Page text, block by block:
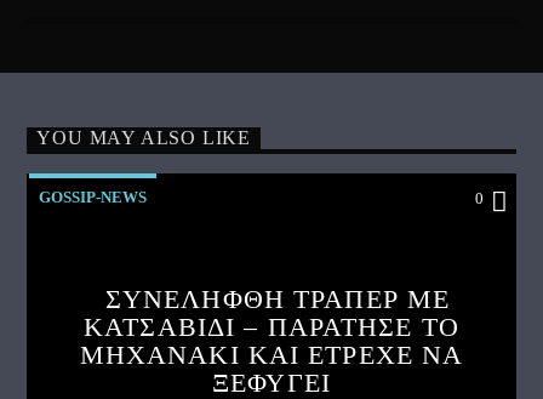
YOU MAY ALSO LIKE
GOSSIP-NEWS 0
ΣΥΝΕΛΗΦΘΗ ΤΡΑΠΕΡ ΜΕ
ΚΑΤΣΑΒΙΔΙ – ΠΑΡΑΤΗΣΕ ΤΟ
ΜΗΧΑΝΑΚΙ ΚΑΙ ΕΤΡΕΧΕ ΝΑ
ΞΕΦΥΓΕΙ